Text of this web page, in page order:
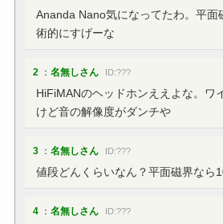
Ananda Nano気になってたわ。平面
術的にすげーな
2： 名無しさん ID:???
HiFiMANのヘッドホンええよな。ワ
けど音の解像度がダンチや
3： 名無しさん ID:???
値段どんくらいなん？平面磁界なら
4： 名無しさん ID:???